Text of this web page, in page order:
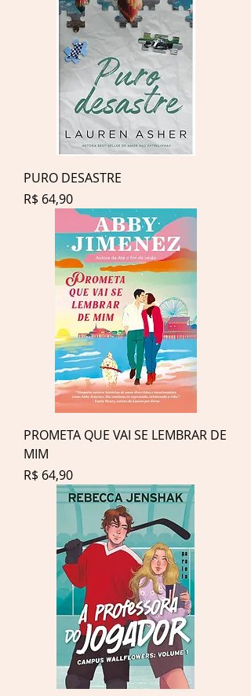
PURO DESASTRE
Preço
R$ 64,90
PROMETA QUE VAI SE LEMBRAR DE
MIM
Preço
R$ 64,90